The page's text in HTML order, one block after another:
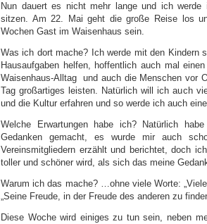
Nun dauert es nicht mehr lange und ich
sitzen. Am 22. Mai geht die große Reise los
Wochen Gast im Waisenhaus sein.
Was ich dort mache? Ich werde mit den Kindern
Hausaufgaben helfen, hoffentlich auch mal
Waisenhaus-Alltag und auch die Menschen vor
Tag großartiges leisten. Natürlich will ich auch
und die Kultur erfahren und so werde ich auch
Welche Erwartungen habe ich? Natürlich
Gedanken gemacht, es wurde mir auch
Vereinsmitgliedern erzählt und berichtet, doch
toller und schöner wird, als sich das meine
Warum ich das mache? …ohne viele Worte:
„Seine Freude, in der Freude des anderen zu
Diese Woche wird einiges zu tun sein, neben